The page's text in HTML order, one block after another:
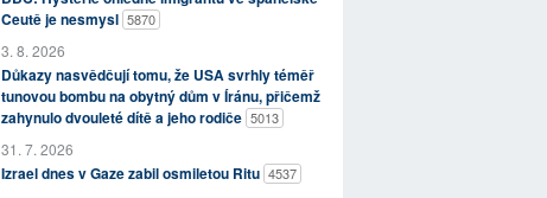
Ceutě je nesmysl 5870
3. 8. 2026
Důkazy nasvědčují tomu, že USA svrhly téměř
tunovou bombu na obytný dům v Íránu, přičemž
zahynulo dvouleté dítě a jeho rodiče 5013
31. 7. 2026
Izrael dnes v Gaze zabil osmiletou Ritu 4537